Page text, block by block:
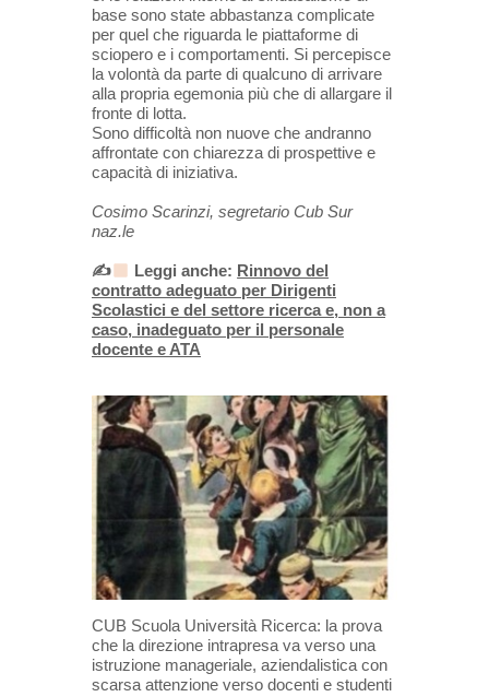
base sono state abbastanza complicate
per quel che riguarda le piattaforme di
sciopero e i comportamenti. Si percepisce
la volontà da parte di qualcuno di arrivare
alla propria egemonia più che di allargare il
fronte di lotta.
Sono difficoltà non nuove che andranno
affrontate con chiarezza di prospettive e
capacità di iniziativa.
Cosimo Scarinzi, segretario Cub Sur
naz.le
✍ Leggi anche: Rinnovo del
contratto adeguato per Dirigenti
Scolastici e del settore ricerca e, non a
caso, inadeguato per il personale
docente e ATA
CUB Scuola Università Ricerca: la prova
che la direzione intrapresa va verso una
istruzione manageriale, aziendalistica con
scarsa attenzione verso docenti e studenti